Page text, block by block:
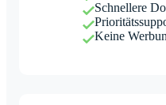
Schnellere
Keine